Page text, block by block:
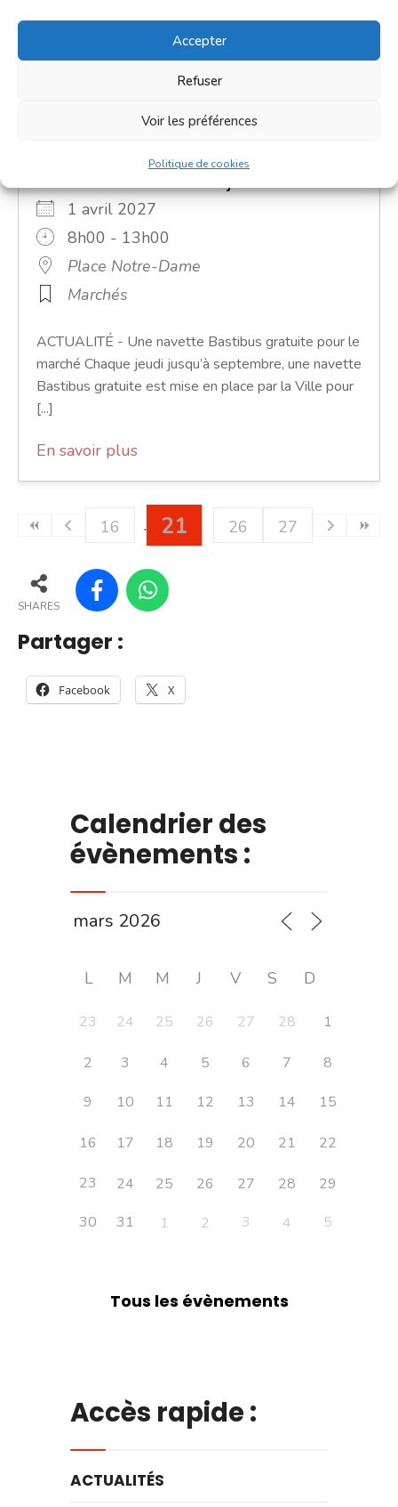
Accepter
Refuser
Voir les préférences
Politique de cookies
Grand marché du jeudi
1 avril 2027
8h00 - 13h00
Place Notre-Dame
Marchés
ACTUALITÉ - Une navette Bastibus gratuite pour le
marché Chaque jeudi jusqu’à septembre, une navette
Bastibus gratuite est mise en place par la Ville pour
[...]
En savoir plus
16 21 26 27
SHARES
Partager :
Facebook X
Calendrier des
évènements :
L M M J V S D
23 24 25 26 27 28 1
2 3 4 5 6 7
8
9
10 11 12 13 14 15
16 17 18 19 20 21 22
23 24 25 26 27 28
29
30
31 1 2 3 4 5
Tous les évènements
Accès rapide :
ACTUALITÉS